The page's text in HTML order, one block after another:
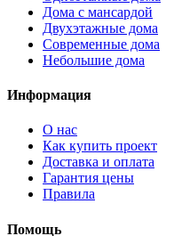
Дома с мансардой
Двухэтажные дома
Современные дома
Небольшие дома
Информация
О нас
Как купить проект
Доставка и оплата
Гарантия цены
Правила
Помощь